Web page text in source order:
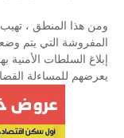
ومن هذا المنطق ،
المفروشة التي يتم
إبلاغ السلطات الأمنية
يعرضهم للمساءلة